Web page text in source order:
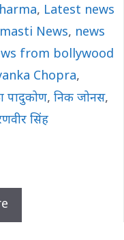
, Latest news
News, news
from bollywood
Chopra,
पादुकोण, निक जोनस,
सिंह